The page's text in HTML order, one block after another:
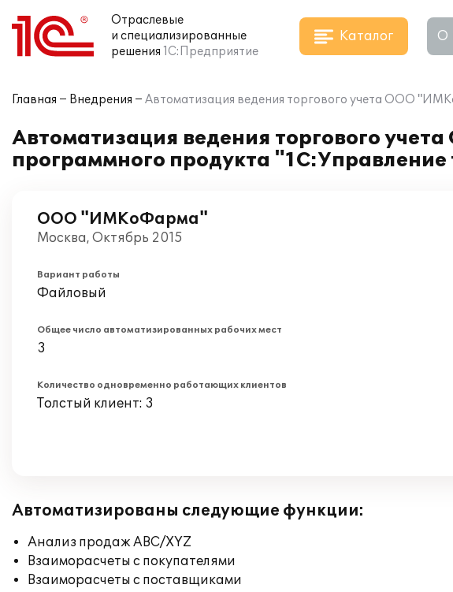
Отраслевые
и специализированные
решения 1С:Предприятие
Каталог О
Главная Внедрения Автоматизация ведения торгового учета ООО
Автоматизация ведения торгового
программного продукта "1С:Управление
ООО "ИМКоФарма"
Москва, Октябрь 2015
Вариант работы
Файловый
Общее число автоматизированных рабочих мест
3
Количество одновременно работающих клиентов
Толстый клиент: 3
Автоматизированы следующие функции:
Анализ продаж ABC/XYZ
Взаиморасчеты с покупателями
Взаиморасчеты с поставщиками